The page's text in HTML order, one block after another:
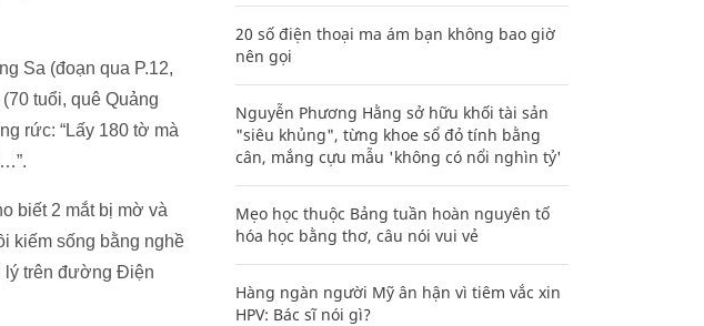
Sa (đoạn qua P.12,
tuổi, quê Quảng
rức: “Lấy 180 tờ mà
biết 2 mắt bị mờ và
kiếm sống bằng nghề
lý trên đường Điện
20 số điện thoại ma ám bạn không bao giờ
nên gọi
Nguyễn Phương Hằng sở hữu khối tài sản
"siêu khủng", từng khoe sổ đỏ tính bằng
cân, mắng cựu mẫu 'không có nổi nghìn tỷ'
Mẹo học thuộc Bảng tuần hoàn nguyên tố
hóa học bằng thơ, câu nói vui vẻ
Hàng ngàn người Mỹ ân hận vì tiêm vắc xin
HPV: Bác sĩ nói gì?